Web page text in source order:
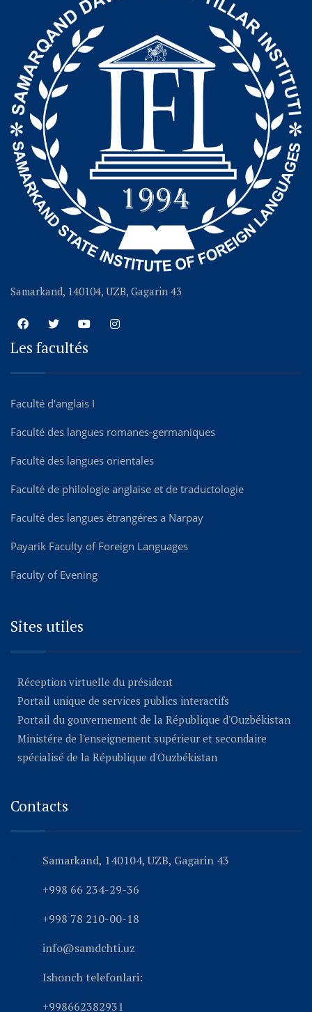
Samarkand, 140104, UZB, Gagarin 43
Les facultés
Faculté d'anglais I
Faculté des langues romanes-germaniques
Faculté des langues orientales
Faculté de philologie anglaise et de traductologie
Faculté des langues étrangéres а Narpay
Payarik Faculty of Foreign Languages
Faculty of Evening
Sites utiles
Réception virtuelle du président
Portail unique de services publics interactifs
Portail du gouvernement de la République d'Ouzbékistan
Ministére de l'enseignement supérieur et secondaire
spécialisé de la République d'Ouzbékistan
Contacts
Samarkand, 140104, UZB, Gagarin 43
+998 66 234-29-36
+998 78 210-00-18
info@samdchti.uz
Ishonch telefonlari:
+998662382931